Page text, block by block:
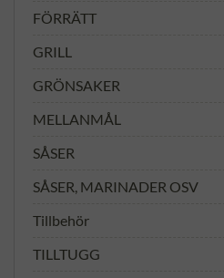
FÖRRÄTT
GRILL
GRÖNSAKER
MELLANMÅL
SÅSER
SÅSER, MARINADER OSV
Tillbehör
TILLTUGG